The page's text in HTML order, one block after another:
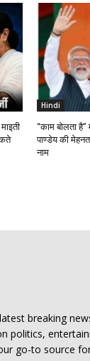
Hindi
“काम बोलता है”
पाण्डेय की
नाम
breaking
politics,
go-to source